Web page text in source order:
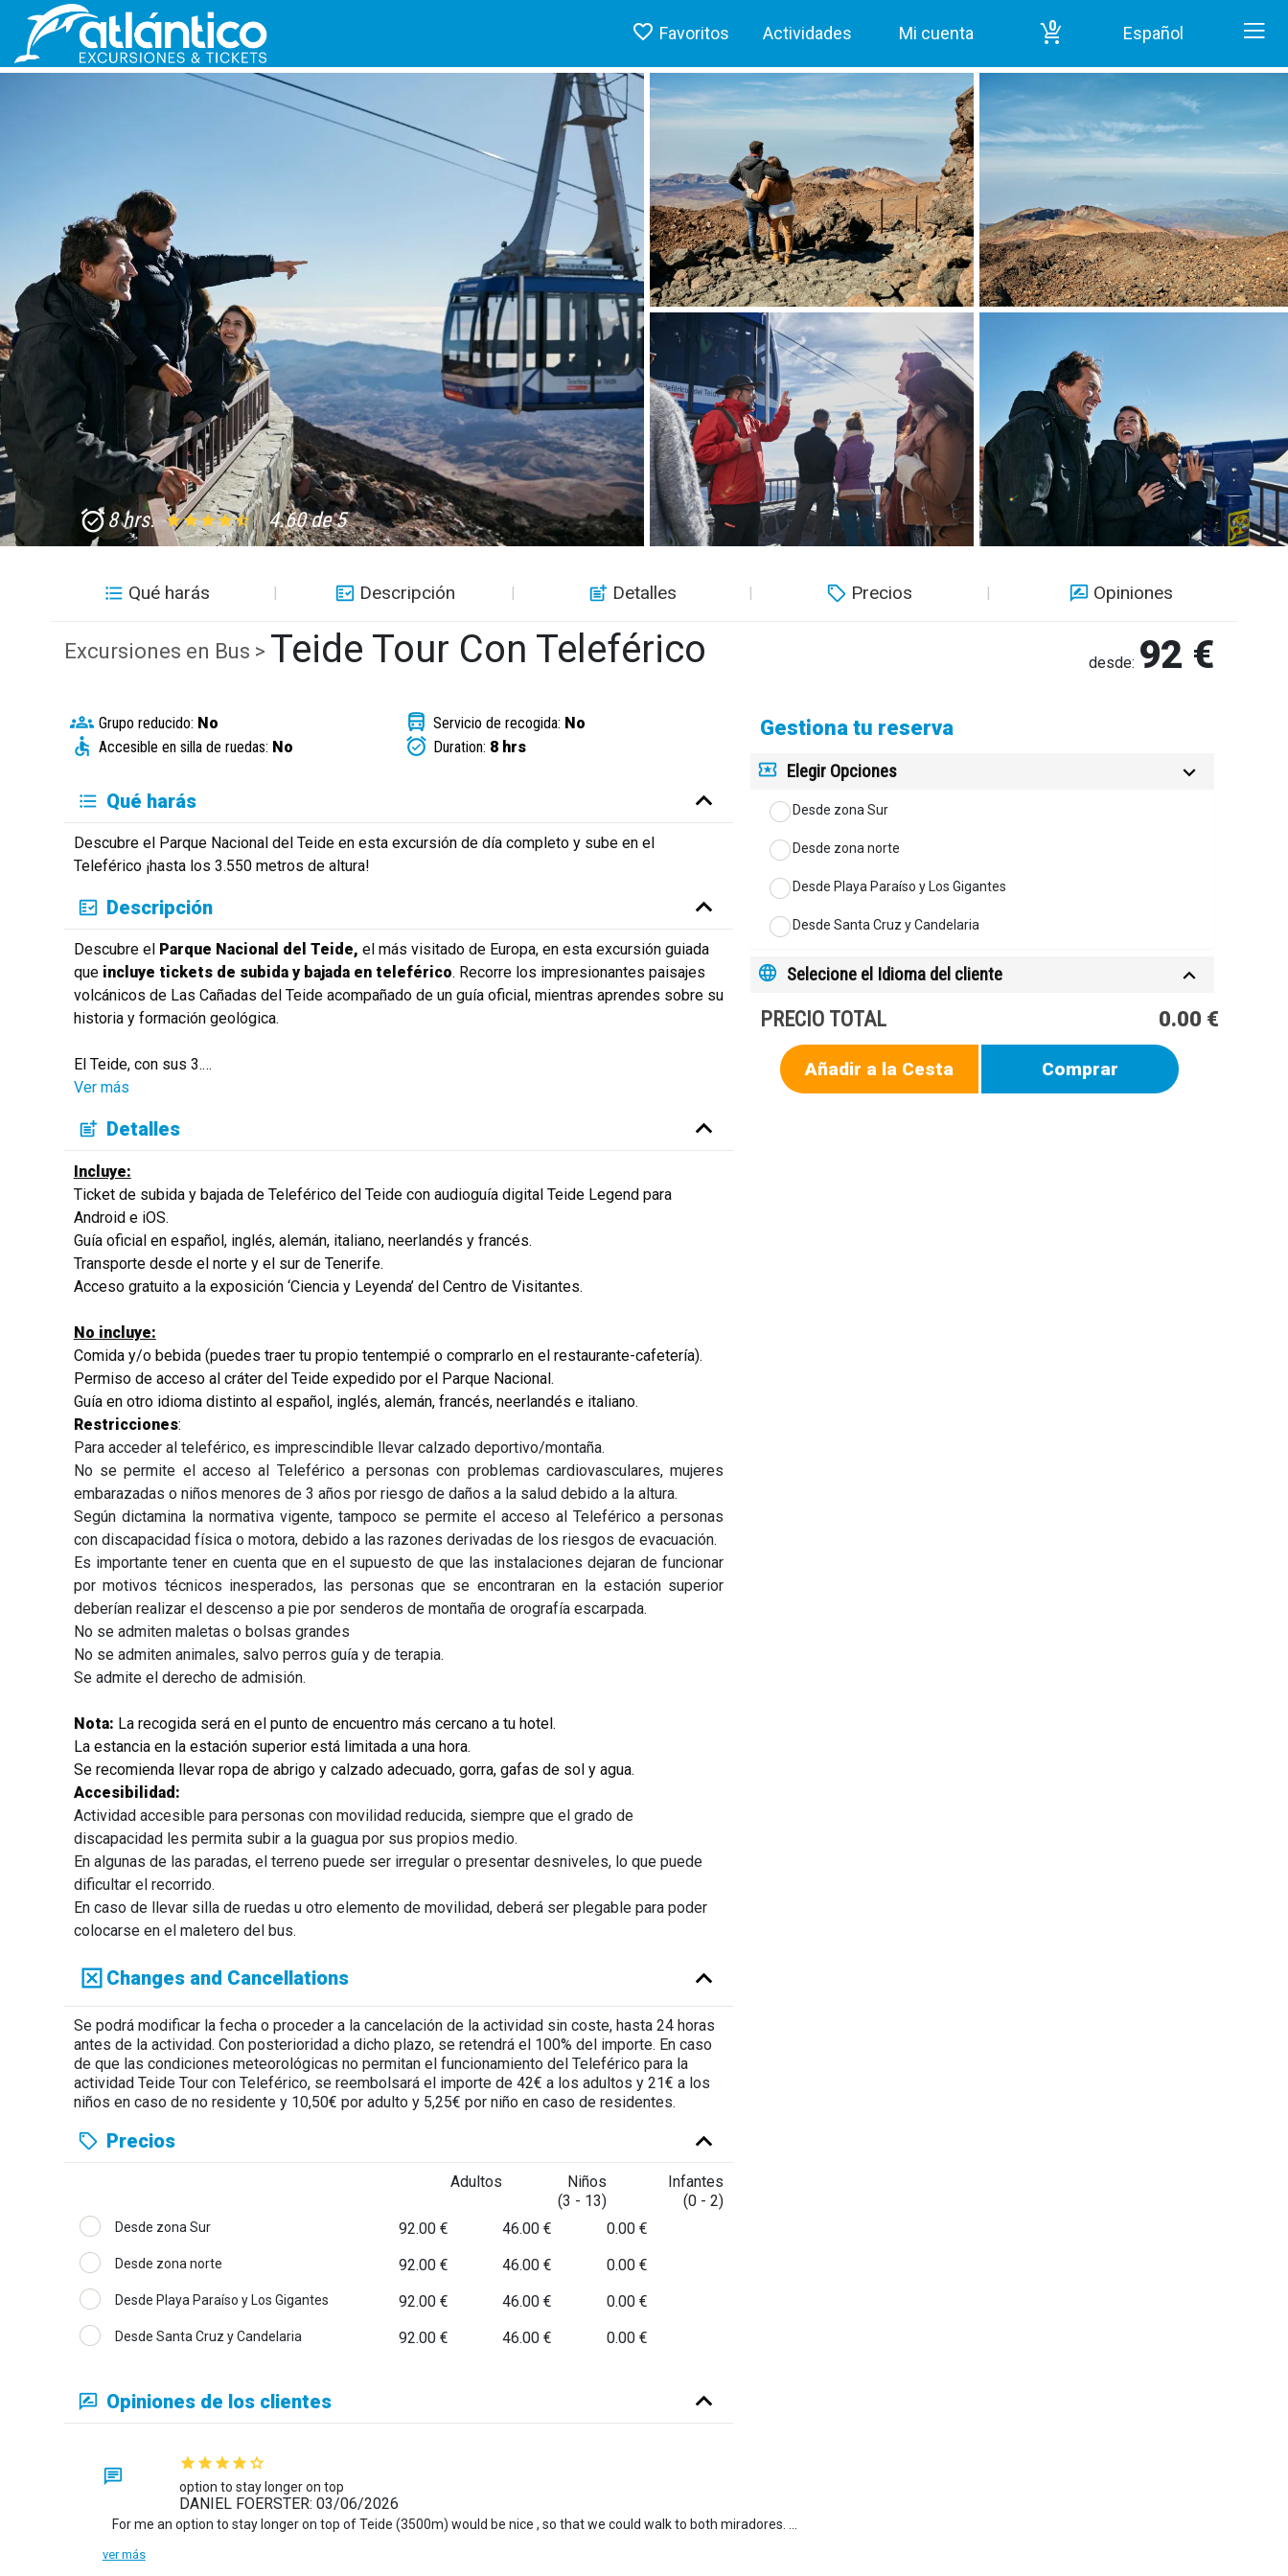
Favoritos Actividades Mi cuenta 0 Español
8 hrs. 4.60 de 5
Qué harás Descripción Detalles Precios Opiniones
Excursiones en Bus > Teide Tour Con Teleférico desde: 92 €
Grupo reducido: No Servicio de recogida: No
Accesible en silla de ruedas: No Duration: 8 hrs
Qué harás
Descubre el Parque Nacional del Teide en esta excursión de día completo y sube en el
Teleférico ¡hasta los 3.550 metros de altura!
Descripción
Descubre el Parque Nacional del Teide, el más visitado de Europa, en esta excursión guiada
que incluye tickets de subida y bajada en teleférico. Recorre los impresionantes paisajes
volcánicos de Las Cañadas del Teide acompañado de un guía oficial, mientras aprendes sobre su
historia y formación geológica.
El Teide, con sus 3.…
Ver más
Detalles
Incluye:
Ticket de subida y bajada de Teleférico del Teide con audioguía digital Teide Legend para
Android e iOS.
Guía oficial en español, inglés, alemán, italiano, neerlandés y francés.
Transporte desde el norte y el sur de Tenerife.
Acceso gratuito a la exposición ‘Ciencia y Leyenda’ del Centro de Visitantes.
No incluye:
Comida y/o bebida (puedes traer tu propio tentempié o comprarlo en el restaurante-cafetería).
Permiso de acceso al cráter del Teide expedido por el Parque Nacional.
Guía en otro idioma distinto al español, inglés, alemán, francés, neerlandés e italiano.
Restricciones:
Para acceder al teleférico, es imprescindible llevar calzado deportivo/montaña.
No se permite el acceso al Teleférico a personas con problemas cardiovasculares, mujeres
embarazadas o niños menores de 3 años por riesgo de daños a la salud debido a la altura.
Según dictamina la normativa vigente, tampoco se permite el acceso al Teleférico a personas
con discapacidad física o motora, debido a las razones derivadas de los riesgos de evacuación.
Es importante tener en cuenta que en el supuesto de que las instalaciones dejaran de funcionar
por motivos técnicos inesperados, las personas que se encontraran en la estación superior
deberían realizar el descenso a pie por senderos de montaña de orografía escarpada.
No se admiten maletas o bolsas grandes
No se admiten animales, salvo perros guía y de terapia.
Se admite el derecho de admisión.
Nota: La recogida será en el punto de encuentro más cercano a tu hotel.
La estancia en la estación superior está limitada a una hora.
Se recomienda llevar ropa de abrigo y calzado adecuado, gorra, gafas de sol y agua.
Accesibilidad:
Actividad accesible para personas con movilidad reducida, siempre que el grado de
discapacidad les permita subir a la guagua por sus propios medio.
En algunas de las paradas, el terreno puede ser irregular o presentar desniveles, lo que puede
dificultar el recorrido.
En caso de llevar silla de ruedas u otro elemento de movilidad, deberá ser plegable para poder
colocarse en el maletero del bus.
Changes and Cancellations
Se podrá modificar la fecha o proceder a la cancelación de la actividad sin coste, hasta 24 horas
antes de la actividad. Con posterioridad a dicho plazo, se retendrá el 100% del importe. En caso
de que las condiciones meteorológicas no permitan el funcionamiento del Teleférico para la
actividad Teide Tour con Teleférico, se reembolsará el importe de 42€ a los adultos y 21€ a los
niños en caso de no residente y 10,50€ por adulto y 5,25€ por niño en caso de residentes.
Precios
Adultos
Niños
(3 - 13)
Infantes
(0 - 2)
Desde zona Sur 92.00 € 46.00 € 0.00 €
Desde zona norte 92.00 € 46.00 € 0.00 €
Desde Playa Paraíso y Los Gigantes 92.00 € 46.00 € 0.00 €
Desde Santa Cruz y Candelaria 92.00 € 46.00 € 0.00 €
Opiniones de los clientes
option to stay longer on top
DANIEL FOERSTER: 03/06/2026
ver más
Gestiona tu reserva
Elegir Opciones
Desde zona Sur
Desde zona norte
Desde Playa Paraíso y Los Gigantes
Desde Santa Cruz y Candelaria
Selecione el Idioma del cliente
PRECIO TOTAL 0.00 €
Añadir a la Cesta Comprar